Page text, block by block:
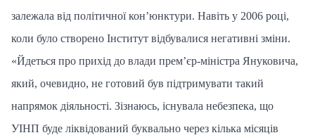
залежала від політичної кон’юнктури. Навіть у 2006 році,
коли було створено Інститут відбувалися негативні зміни.
«Йдеться про прихід до влади прем’єр-міністра Януковича,
який, очевидно, не готовий був підтримувати такий
напрямок діяльності. Зізнаюсь, існувала небезпека, що
УІНП буде ліквідований буквально через кілька місяців